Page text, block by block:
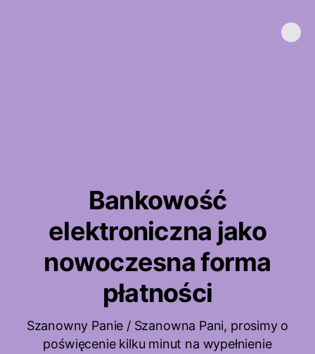
Bankowość
elektroniczna jako
nowoczesna forma
płatności
Szanowny Panie / Szanowna Pani, prosimy o
poświęcenie kilku minut na wypełnienie